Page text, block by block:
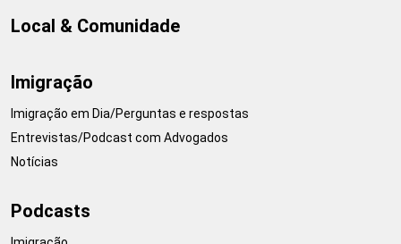
Local & Comunidade
Imigração
Imigração em Dia/Perguntas e respostas
Entrevistas/Podcast com Advogados
Notícias
Podcasts